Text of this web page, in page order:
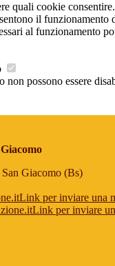
quali cookie consentire.
il
al funzionamento
non possono essere
Giacomo (Bs)
Link per inviare una
Link per inviare